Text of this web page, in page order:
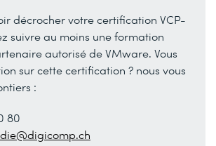
décrocher votre certification VCP-
suivre au moins une formation
autorisé de VMware. Vous
sur cette certification ? nous vous
:
80